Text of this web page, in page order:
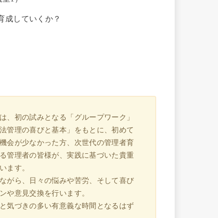
成していくか？
、初の試みとなる「グループワーク」
管理の喜びと基本」をもとに、初めて
会が少なかった方、次世代の管理者育
管理者の皆様が、実践に基づいた貴重
ます。
がら、日々の悩みや苦労、そして喜び
や意見交換を行います。
気づきの多い有意義な時間となるはず